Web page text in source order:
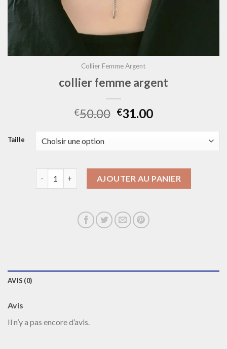
Collier Femme Argent
collier femme argent
€50.00 €31.00
Taille
AJOUTER AU PANIER
AVIS (0)
Avis
Il n’y a pas encore d’avis.